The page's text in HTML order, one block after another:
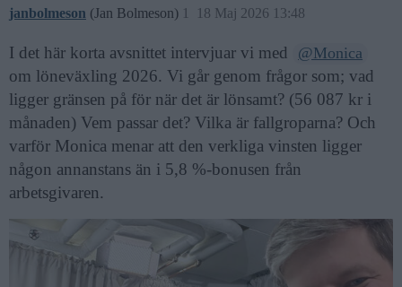
janbolmeson (Jan Bolmeson) 18 Maj 2026 13:48
1
I det här korta avsnittet intervjuar vi med @Monica
om löneväxling 2026. Vi går genom frågor som; vad
ligger gränsen på för när det är lönsamt? (56 087 kr i
månaden) Vem passar det? Vilka är fallgroparna? Och
varför Monica menar att den verkliga vinsten ligger
någon annanstans än i 5,8 %-bonusen från
arbetsgivaren.